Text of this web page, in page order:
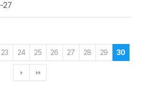
27
23 24 25 26 27 28 29 30